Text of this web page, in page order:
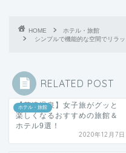
HOME
ホテル・旅館
シンプルで機能的な空間でリラ
RELATED POST
ホテル・旅館
【草津温泉】女子旅がグッと
楽しくなるおすすめの旅館＆
ホテル9選！
2020年12月7日